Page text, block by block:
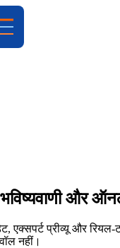
और
एक्सपर्ट प्रीव्यू और
नहीं।